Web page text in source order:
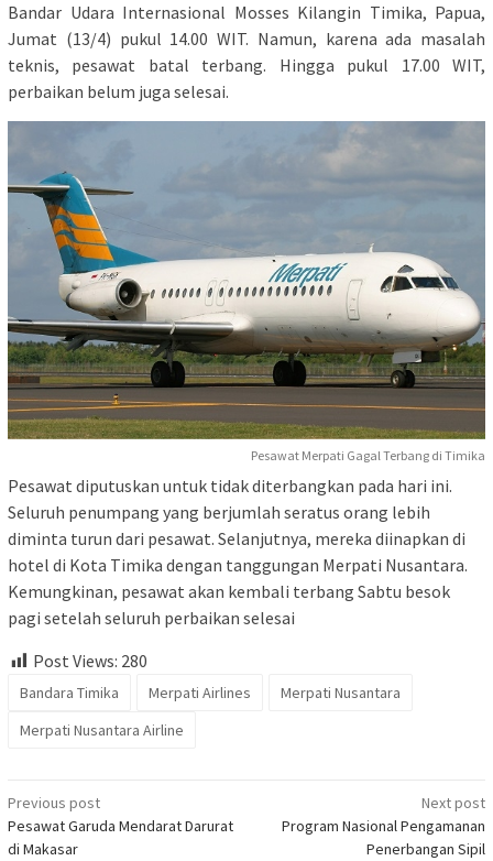
Bandar Udara Internasional Mosses Kilangin Timika, Papua,
Jumat (13/4) pukul 14.00 WIT. Namun, karena ada masalah
teknis, pesawat batal terbang. Hingga pukul 17.00 WIT,
perbaikan belum juga selesai.
Pesawat Merpati Gagal Terbang di Timika
Pesawat diputuskan untuk tidak diterbangkan pada hari ini.
Seluruh penumpang yang berjumlah seratus orang lebih
diminta turun dari pesawat. Selanjutnya, mereka diinapkan di
hotel di Kota Timika dengan tanggungan Merpati Nusantara.
Kemungkinan, pesawat akan kembali terbang Sabtu besok
pagi setelah seluruh perbaikan selesai
Post Views: 280
Bandara Timika Merpati Airlines
Merpati Nusantara
Merpati Nusantara Airline
Post
navigation
Previous post
Pesawat Garuda Mendarat Darurat
di Makasar
Next post
Program Nasional Pengamanan
Penerbangan Sipil